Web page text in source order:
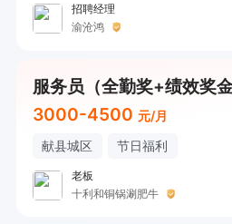
招聘经理
渝沧鸿
服务员（全勤奖+绩效奖
3000-4500 元/月
献县城区 节日福利
老板
十利和铜锅涮肥牛